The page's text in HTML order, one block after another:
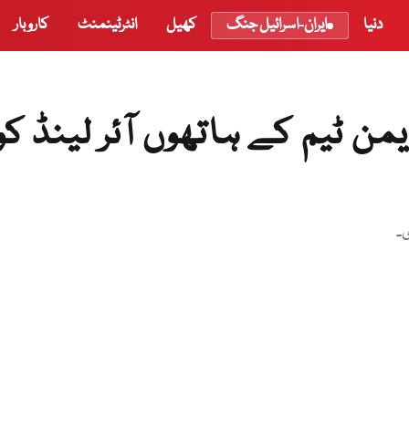
دنیا ایران-اسرائیل جنگ کھیل انٹرٹینمنٹ کاروبار
ویمن ٹیم کے ہاتھوں آئر لینڈ